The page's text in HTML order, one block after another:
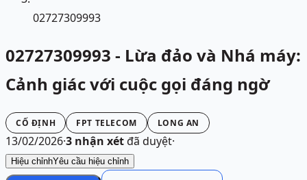
02727309993
02727309993 - Lừa đảo và Nhá máy:
Cảnh giác với cuộc gọi đáng ngờ
CỐ ĐỊNH FPT TELECOM LONG AN
13/02/2026·3 nhận xétđã duyệt·
Hiệu chỉnhYêu cầu hiệu chỉnh